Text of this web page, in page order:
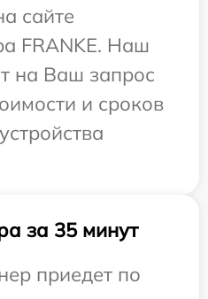
сайте
FRANKE. Наш
на Ваш запрос
и сроков
за 35 минут
приедет по